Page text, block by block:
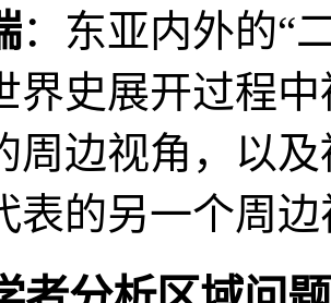
：东亚内外的“
界史展开过程
周边视角，以
表的另一个周